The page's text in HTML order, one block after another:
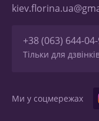
+38 (063) 644-
Тільки для
Ми у соцмережах